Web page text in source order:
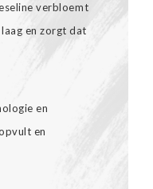
verbloemt
en zorgt dat
en
en